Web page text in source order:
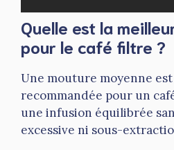
Quelle est la
pour le café filtre ?
Une mouture moyenne
recommandée pour un
une infusion équilibrée
excessive ni sous-